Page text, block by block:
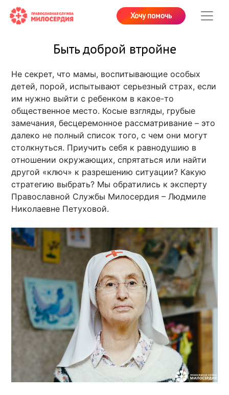
Хочу помочь
Быть доброй втройне
Не секрет, что мамы, воспитывающие особых
детей, порой, испытывают серьезный страх, если
им нужно выйти с ребенком в какое-то
общественное место. Косые взгляды, грубые
замечания, бесцеремонное рассматривание – это
далеко не полный список того, с чем они могут
столкнуться. Приучить себя к равнодушию в
отношении окружающих, спрятаться или найти
другой «ключ» к разрешению ситуации? Какую
стратегию выбрать? Мы обратились к эксперту
Православной Службы Милосердия – Людмиле
Николаевне Петуховой.